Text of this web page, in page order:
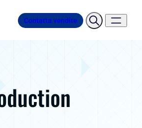
Contatta vendite